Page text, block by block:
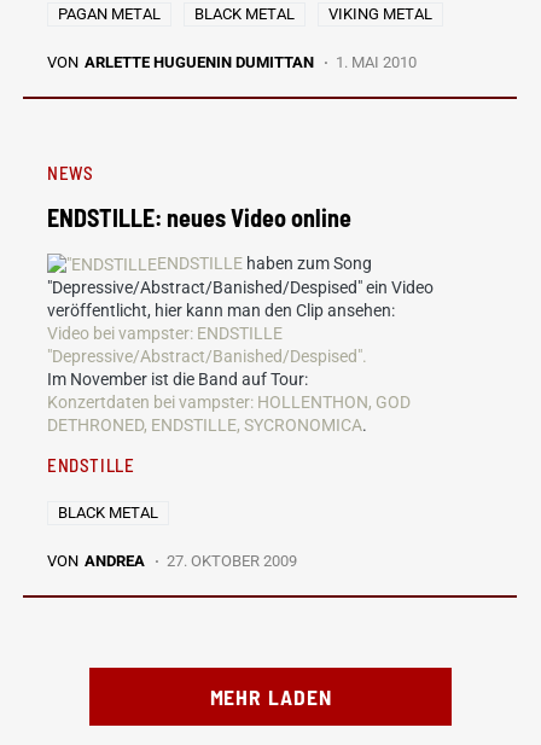
PAGAN METAL BLACK METAL VIKING METAL
VON ARLETTE HUGUENIN DUMITTAN 1. MAI 2010
NEWS
ENDSTILLE: neues Video online
ENDSTILLE haben zum Song
"Depressive/Abstract/Banished/Despised" ein Video
veröffentlicht, hier kann man den Clip ansehen:
Video bei vampster: ENDSTILLE
"Depressive/Abstract/Banished/Despised".
Im November ist die Band auf Tour:
Konzertdaten bei vampster: HOLLENTHON, GOD
DETHRONED, ENDSTILLE, SYCRONOMICA.
ENDSTILLE
BLACK METAL
VON ANDREA 27. OKTOBER 2009
MEHR LADEN